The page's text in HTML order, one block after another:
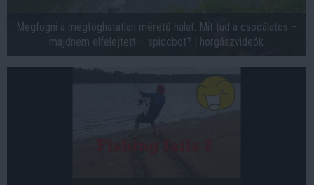
Megfogni a megfoghatatlan méretű halat. Mit tud a csodálatos –
majdnem elfelejtett – spiccbot? | horgászvideók